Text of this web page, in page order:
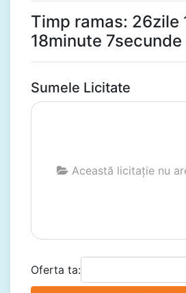
Timp ramas: 26zile
18minute 6secunde
Sumele Licitate
Această licitație nu
Oferta ta: